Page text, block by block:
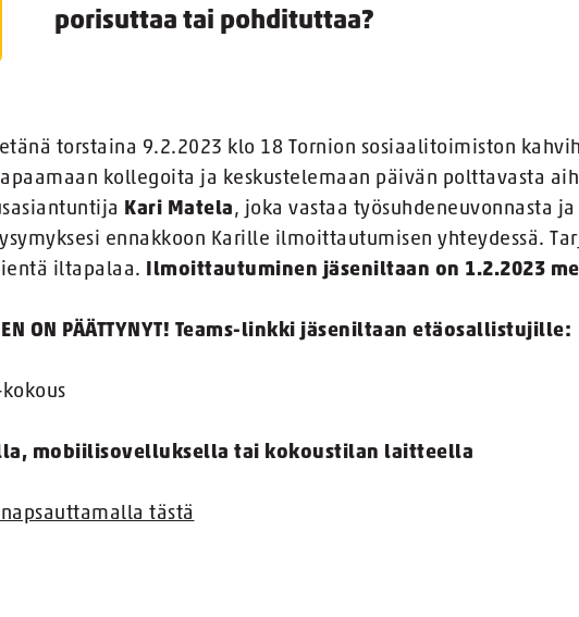
porisuttaa tai pohdituttaa?
torstaina 9.2.2023 klo 18 Tornion sosiaalitoimiston
kollegoita ja keskustelemaan päivän polttavasta
Kari Matela, joka vastaa työsuhdeneuvonnasta
ennakkoon Karille ilmoittautumisen yhteydessä.
iltapalaa. Ilmoittautuminen jäseniltaan on 1.2.2023
ON PÄÄTTYNYT! Teams-linkki jäseniltaan etäosallistujille:
mobiilisovelluksella tai kokoustilan laitteella
tästä